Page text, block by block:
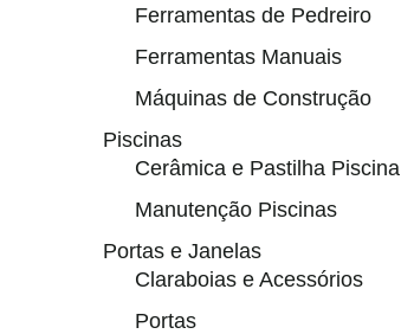
Ferramentas de Pedreiro
Ferramentas Manuais
Máquinas de Construção
Piscinas
Cerâmica e Pastilha Piscina
Manutenção Piscinas
Portas e Janelas
Claraboias e Acessórios
Portas